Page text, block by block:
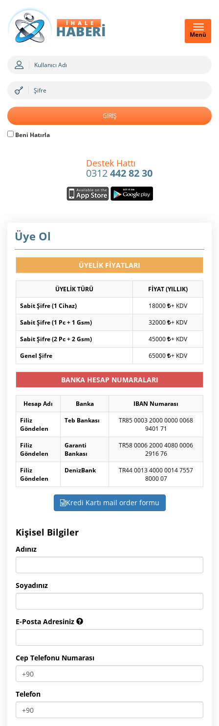
Menü
Beni Hatırla
Destek Hattı
0312442 82 30
Üye Ol
ÜYELİK FİYATLARI
ÜYELİK TÜRÜ
FİYAT (YILLIK)
Sabit Şifre (1 Cihaz)
18000 + KDV
Sabit Şifre (1 Pc + 1 Gsm)
32000 + KDV
Sabit Şifre (2 Pc + 2 Gsm)
45000 + KDV
Genel Şifre
65000 + KDV
BANKA HESAP NUMARALARI
Hesap Adı Banka
IBAN Numarası
Filiz
Göndelen
Teb Bankası
TR85 0003 2000 0000 0068
9401 71
Filiz
Göndelen
Garanti
Bankası
TR58 0006 2000 4080 0006
2916 76
Filiz
Göndelen
DenizBank
TR44 0013 4000 0014 7557
8000 07
Kredi Kartı mail order formu
Kişisel Bilgiler
Adınız
Soyadınız
E-Posta Adresiniz
Cep Telefonu Numarası
Telefon